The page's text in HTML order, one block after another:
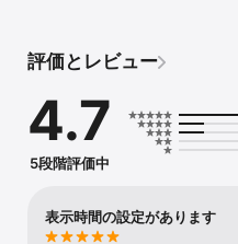
し録音作品は、アナログ盤であ
め私は従来、音楽を作り出すシ
しくは１時間の音源を録音し、
という制限を受けてきた。アル
アナログ盤もCDも、そのよう
『REFLECTION』の制作に用い
ンドレスかつ無限に変化し続
来るのである。
評価とレビュー
4.7
5段階評価中
表示時間の設定があります